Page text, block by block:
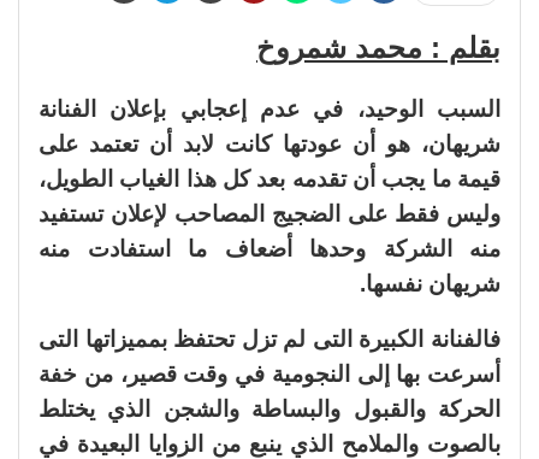
بقلم : محمد شمروخ
السبب الوحيد، في عدم إعجابي بإعلان الفنانة
شريهان، هو أن عودتها كانت لابد أن تعتمد على
قيمة ما يجب أن تقدمه بعد كل هذا الغياب الطويل،
وليس فقط على الضجيج المصاحب لإعلان تستفيد
منه الشركة وحدها أضعاف ما استفادت منه
شريهان نفسها.
فالفنانة الكبيرة التى لم تزل تحتفظ بمميزاتها التى
أسرعت بها إلى النجومية في وقت قصير، من خفة
الحركة والقبول والبساطة والشجن الذي يختلط
بالصوت والملامح الذي ينبع من الزوايا البعيدة في